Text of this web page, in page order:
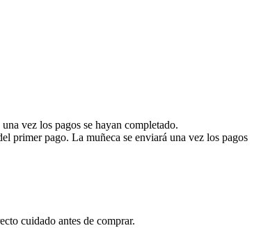
vez los pagos se hayan completado.
primer pago. La muñeca se enviará una vez los pagos
cuidado antes de comprar.